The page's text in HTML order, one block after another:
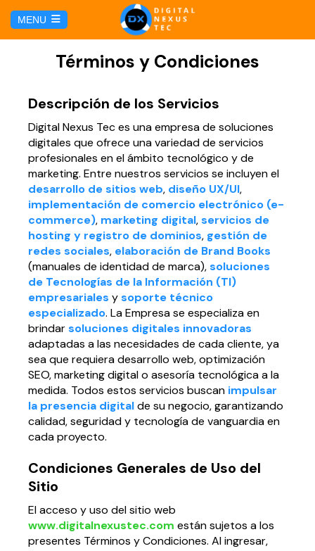
MENU
Hosting y Dominio
Gestión de Redes Sociales
Brand Book
Soluciones TI
Soporte Técnico
PÁGINAS
Página web para Agencias de Viaje
Página web para Hoteles
Página web para Restaurantes
Página web para Tiendas Virtuales
Página web para Empresas
MARKETING DIGITAL
Marketing por Facebook
Marketing por Google
BLOG
CONTÁCTANOS
Términos y Condiciones
Descripción de los Servicios
Digital Nexus Tec es una empresa de soluciones
digitales que ofrece una variedad de servicios
profesionales en el ámbito tecnológico y de
marketing. Entre nuestros servicios se incluyen el
desarrollo de sitios web, diseño UX/UI,
implementación de comercio electrónico (e-
commerce), marketing digital,servicios de
hosting y registro de dominios, gestión de
redes sociales, elaboración de Brand Books
(manuales de identidad de marca),soluciones
de Tecnologías de la Información (TI)
empresariales ysoporte técnico
especializado. La Empresa se especializa en
brindarsoluciones digitales innovadoras
adaptadas a las necesidades de cada cliente, ya
sea que requiera desarrollo web, optimización
SEO, marketing digital o asesoría tecnológica a la
medida. Todos estos servicios buscan impulsar
la presencia digitalde su negocio, garantizando
calidad, seguridad y tecnología de vanguardia en
cada proyecto.
Condiciones Generales de Uso del
Sitio
El acceso y uso del sitio web
www.digitalnexustec.com están sujetos a los
presentes Términos y Condiciones. Al ingresar,